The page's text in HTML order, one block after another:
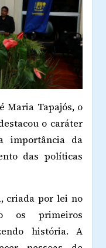
Maria Tapajós, o
o caráter
importância da
das políticas
criada por lei no
os primeiros
história. A